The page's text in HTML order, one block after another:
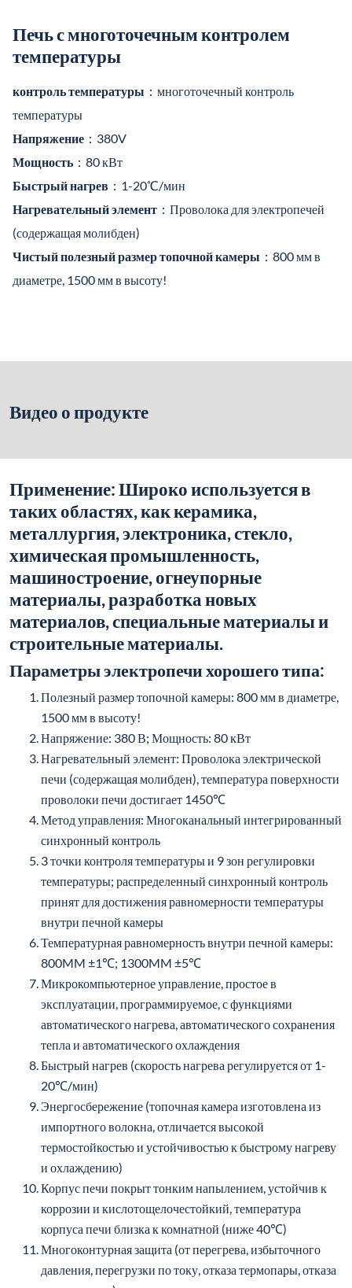
Видео о продукте
Применение: Широко используется в
таких областях, как керамика,
металлургия, электроника, стекло,
химическая промышленность,
машиностроение, огнеупорные
1500 мм в высоту!
Нагревательный элемент: Проволока электрической
печи (содержащая молибден), температура поверхности
проволоки печи достигает 1450℃
Метод управления: Многоканальный интегрированный
синхронный контроль
3 точки контроля температуры и 9 зон регулировки
температуры; распределенный синхронный контроль
принят для достижения равномерности температуры
внутри печной камеры
Температурная равномерность внутри печной камеры:
800MM ±1℃; 1300MM ±5℃
эксплуатации, программируемое, с функциями
автоматического нагрева, автоматического сохранения
тепла и автоматического охлаждения
Быстрый нагрев (скорость нагрева регулируется от 1-
20℃/мин)
Энергосбережение (топочная камера изготовлена из
импортного волокна, отличается высокой
термостойкостью и устойчивостью к быстрому нагреву
и охлаждению)
Корпус печи покрыт тонким напылением, устойчив к
коррозии и кислотощелочестойкий, температура
корпуса печи близка к комнатной (ниже 40℃)
Многоконтурная защита (от перегрева, избыточного
давления, перегрузки по току, отказа термопары, отказа
питания и др.)
Камера печи изготовлена из импортных огнеупорных
материалов, с хорошими теплоизоляционными
характеристиками, высокой термостойкостью,
устойчивостью к быстрому охлаждению и нагреву
Температурные категории: 800℃, 1000℃, 1200℃,
1500℃, 1600℃ (пять типов)
Перечень дополнительных функций на
английском языке
Название Введение функции Замечания
функции
Стандартная 50-